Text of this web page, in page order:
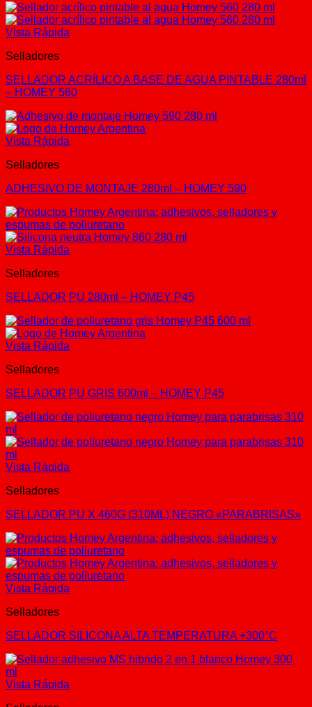
Vista Rápida
Selladores
SELLADOR ACRÍLICO A BASE DE AGUA PINTABLE 280ml
– HOMEY 560
Vista Rápida
Selladores
ADHESIVO DE MONTAJE 280ml – HOMEY 590
Vista Rápida
Selladores
SELLADOR PU 280ml – HOMEY P45
Vista Rápida
Selladores
SELLADOR PU GRIS 600ml – HOMEY P45
Vista Rápida
Selladores
SELLADOR PU X 460G (310ML) NEGRO «PARABRISAS»
Vista Rápida
Selladores
SELLADOR SILICONA ALTA TEMPERATURA +300°C
Vista Rápida